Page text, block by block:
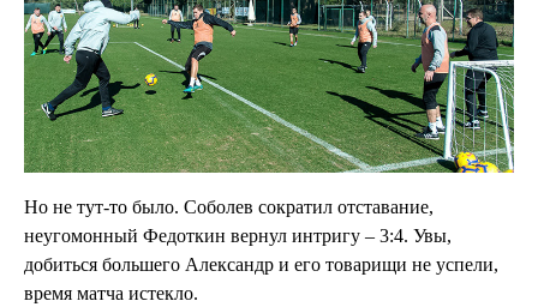
Но не тут-то было. Соболев сократил отставание,
неугомонный Федоткин вернул интригу – 3:4. Увы,
добиться большего Александр и его товарищи не успели,
время матча истекло.